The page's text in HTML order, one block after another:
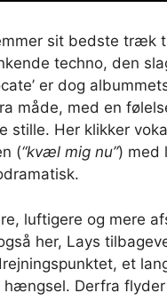
sit bedste træk
techno, den
er dog
måde, med en
Her klikker
(“kvæl mig nu”) med
luftigere og mere
her, Lays
et
Derfra flyder